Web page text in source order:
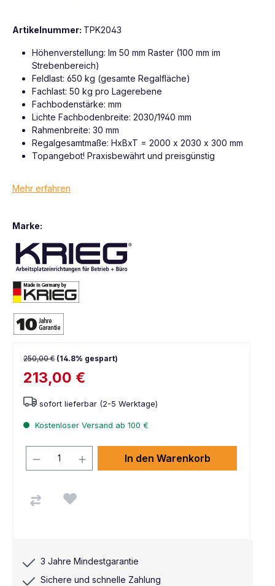
Artikelnummer: TPK2043
Höhenverstellung: Im 50 mm Raster (100 mm im
Strebenbereich)
Feldlast: 650 kg (gesamte Regalfläche)
Fachlast: 50 kg pro Lagerebene
Fachbodenstärke: mm
Lichte Fachbodenbreite: 2030/1940 mm
Rahmenbreite: 30 mm
Regalgesamtmaße: HxBxT = 2000 x 2030 x 300 mm
Topangebot! Praxisbewährt und preisgünstig
Mehr erfahren
Marke:
250,00 € (14.8% gespart)
213,00 €
sofort lieferbar (2-5 Werktage)
Kostenloser Versand ab 100 €
In den Warenkorb
3 Jahre Mindestgarantie
Sichere und schnelle Zahlung